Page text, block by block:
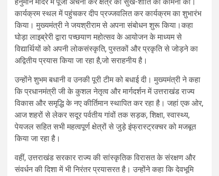
कार्यक्रम स्थल में पहुंचकर दीप प्रज्जवलित कर कार्यक्रम का शुभारंभ
किया। मुख्यमंत्री ने जयश्रीराम से अपना संबोधन शुरू किया।कहा
घोड़ा लाइब्रेरी द्वारा पच्छयाण महोत्सव के आयोजन के माध्यम से
विद्यार्थियों को अपनी लोकसंस्कृति, पुस्तकों और प्रकृति से जोड़ने का
अद्वितीय प्रयास किया जा रहा है,जो सराहनीय है।
उन्होंने शुभम बधानी व उनकी पूरी टीम को बधाई दी। मुख्यमंत्री ने कहा
कि प्रधानमंत्री जी के कुशल नेतृत्व और मार्गदर्शन में उत्तराखंड राज्य
विकास और समृद्धि के नए कीर्तिमान स्थापित कर रहा है। जहां एक ओर,
आज शहरों से लेकर सदूर पर्वतीय गांवों तक सड़क, शिक्षा, स्वास्थ्य,
पेयजल सहित सभी महत्वपूर्ण क्षेत्रों से जुड़े इंफ्रास्ट्रक्चर को मजबूत
किया जा रहा है।
वहीं, उत्तराखंड सरकार राज्य की सांस्कृतिक विरासत के संरक्षण और
संवर्धन की दिशा में भी निरंतर प्रयासरत है। उन्होंने कहा कि देवभूमि